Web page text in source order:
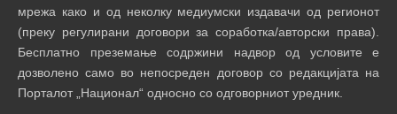
мрежа како и од неколку медиумски издавачи од регионот
(преку регулирани договори за соработка/авторски права).
Бесплатно преземање содржини надвор од условите е
дозволено само во непосреден договор со редакцијата на
Порталот „Национал“ односно со одговорниот уредник.